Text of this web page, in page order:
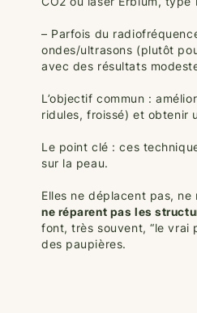
– Parfois du
ondes/ultrasons (plutôt
avec des résultats
L’objectif commun :
ridules, froissé) et obtenir
Le point clé : ces
sur la peau.
Elles ne déplacent pas,
ne réparent pas les
font, très souvent, “le vrai
des paupières.